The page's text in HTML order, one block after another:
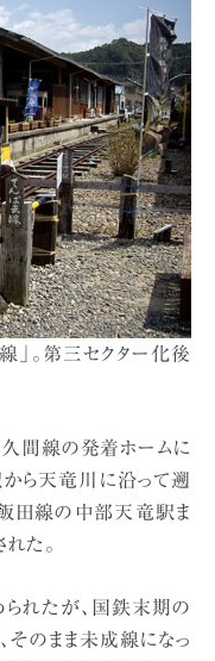
」。第三セクター化後
間線の発着ホームに
ら天竜川に沿って遡
田線の中部天竜駅ま
た。
れたが、国鉄末期の
そのまま未成線になっ